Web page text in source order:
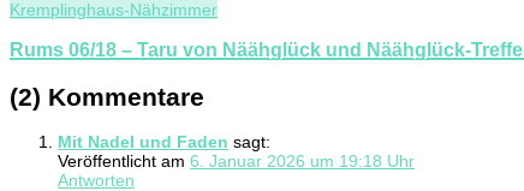
Kremplinghaus-Nähzimmer
Rums 06/18 – Taru von Näähglück und Näähglück-
(2) Kommentare
Mit Nadel und Faden sagt:
Veröffentlicht am 6. Januar 2026 um 19:18 Uhr
Antworten